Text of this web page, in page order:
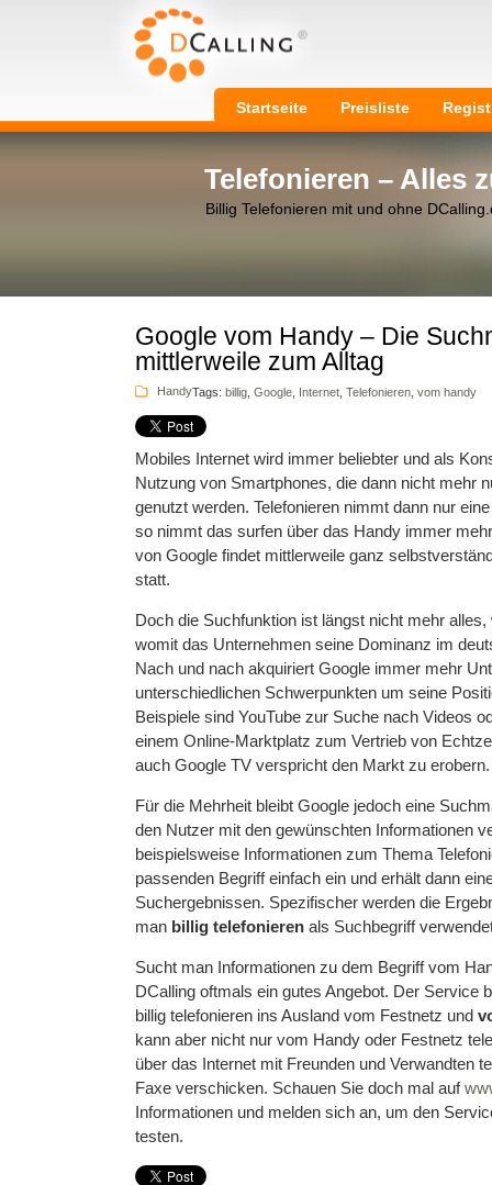
Startseite Preisliste
Telefonieren – Alles
Billig Telefonieren mit und ohne
Google vom Handy – Die
mittlerweile zum Alltag
Tags: billig Google Internet Telefonieren vom handy
Handy
Mobiles Internet wird immer beliebter und als
Nutzung von Smartphones, die dann nicht mehr
genutzt werden. Telefonieren nimmt dann nur
so nimmt das surfen über das Handy immer
von Google findet mittlerweile ganz
statt.
Doch die Suchfunktion ist längst nicht mehr
womit das Unternehmen seine Dominanz im
Nach und nach akquiriert Google immer mehr
unterschiedlichen Schwerpunkten um seine
Beispiele sind YouTube zur Suche nach Videos
einem Online-Marktplatz zum Vertrieb von
auch Google TV verspricht den Markt zu erobern.
Für die Mehrheit bleibt Google jedoch eine
den Nutzer mit den gewünschten Informationen
beispielsweise Informationen zum Thema
passenden Begriff einfach ein und erhält dann
Suchergebnissen. Spezifischer werden die
man billig telefonieren als Suchbegriff
Sucht man Informationen zu dem Begriff vom
DCalling oftmals ein gutes Angebot. Der Service
billig telefonieren ins Ausland vom Festnetz und
kann aber nicht nur vom Handy oder Festnetz
über das Internet mit Freunden und Verwandten
Faxe verschicken. Schauen Sie doch mal auf
Informationen und melden sich an, um den
testen.